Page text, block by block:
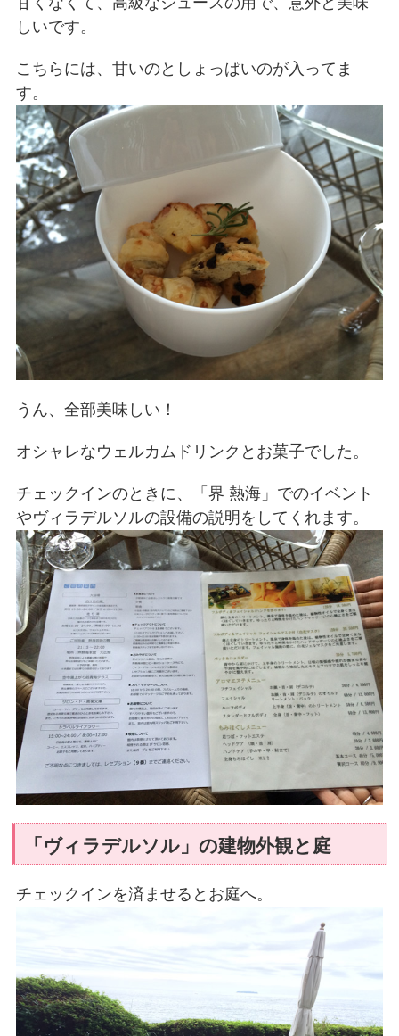
しいです。
こちらには、甘いのとしょっぱいのが入ってま
す。
うん、全部美味しい！
オシャレなウェルカムドリンクとお菓子でした。
チェックインのときに、「界 熱海」でのイベント
やヴィラデルソルの設備の説明をしてくれます。
「ヴィラデルソル」の建物外観と庭
チェックインを済ませるとお庭へ。